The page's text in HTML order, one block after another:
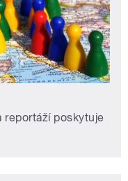
reportáží poskytuje